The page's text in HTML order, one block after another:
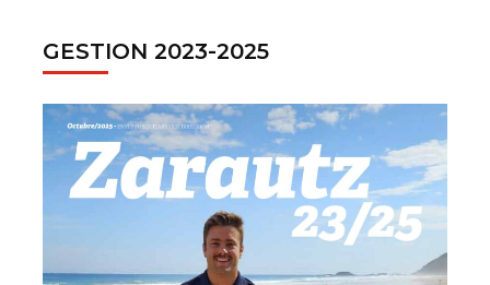
GESTION 2023-2025